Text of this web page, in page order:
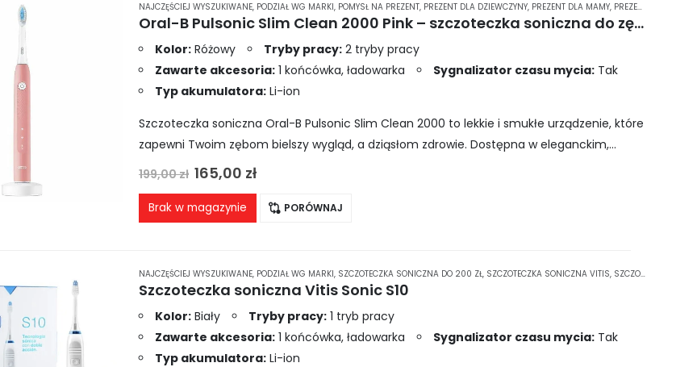
NAJCZĘŚCIEJ WYSZUKIWANE, PODZIAŁ WG MARKI, POMYSŁ NA PREZENT, PREZENT DLA DZIEWCZYNY, PREZENT DLA MAMY, PREZENT DLA PRZYJACIÓŁKI
Oral-B Pulsonic Slim Clean 2000 Pink – szczoteczka soniczna do zębów
Kolor: Różowy Tryby pracy: 2 tryby pracy
Zawarte akcesoria: 1 końcówka, ładowarka Sygnalizator czasu mycia: Tak
Typ akumulatora: Li-ion
Szczoteczka soniczna Oral-B Pulsonic Slim Clean 2000 to lekkie i smukłe urządzenie, które
zapewni Twoim zębom bielszy wygląd, a dziąsłom zdrowie. Dostępna w eleganckim,
różowym kolorze, szczoteczka została wyposażona w…
199,00zł Pierwotna
wynosiła:
199,00 zł.
165,00 złAktualna
wynosi:
165,00 zł.
Brak w magazynie PORÓWNAJ
NAJCZĘŚCIEJ WYSZUKIWANE, PODZIAŁ WG MARKI, SZCZOTECZKA SONICZNA DO 200 ZŁ, SZCZOTECZKA SONICZNA VITIS, SZCZOTECZKI DO ZĘBÓW
Szczoteczka soniczna Vitis Sonic S10
Kolor: Biały Tryby pracy: 1 tryb pracy
Zawarte akcesoria: 1 końcówka, ładowarka Sygnalizator czasu mycia: Tak
Typ akumulatora: Li-ion